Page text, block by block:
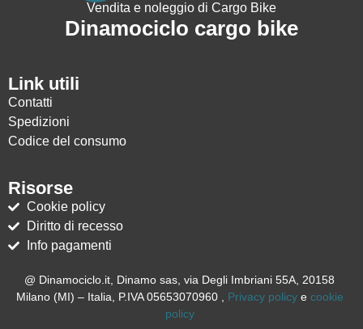
Vendita e noleggio di Cargo Bike
Dinamociclo cargo bike
Link utili
Contatti
Spedizioni
Codice del consumo
Risorse
Cookie policy
Diritto di recesso
Info pagamenti
@ Dinamociclo.it, Dinamo sas, via Degli Imbriani 55A, 20158
Milano (MI) – Italia, P.IVA 05653070960 , Privacy policye cookie
policy